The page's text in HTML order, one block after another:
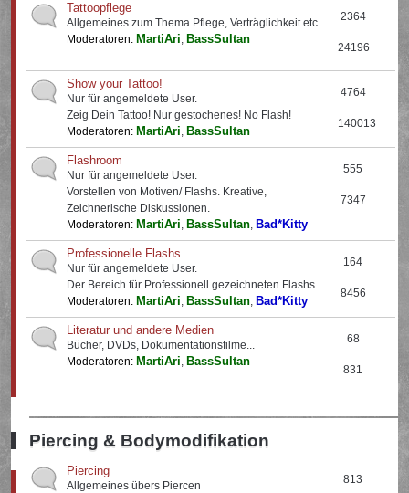
Tattoopflege
Allgemeines zum Thema Pflege, Verträglichkeit etc
Moderatoren: MartiAri, BassSultan
2364
24196
Show your Tattoo!
Nur für angemeldete User.
Zeig Dein Tattoo! Nur gestochenes! No Flash!
Moderatoren: MartiAri, BassSultan
4764
140013
Flashroom
Nur für angemeldete User.
Vorstellen von Motiven/ Flashs. Kreative,
Zeichnerische Diskussionen.
Moderatoren: MartiAri, BassSultan, Bad*Kitty
555
7347
Professionelle Flashs
Nur für angemeldete User.
Der Bereich für Professionell gezeichneten Flashs
Moderatoren: MartiAri, BassSultan, Bad*Kitty
164
8456
Literatur und andere Medien
Bücher, DVDs, Dokumentationsfilme...
Moderatoren: MartiAri, BassSultan
68
831
Piercing & Bodymodifikation
Piercing
Allgemeines übers Piercen
813